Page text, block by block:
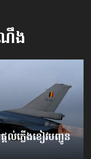
ង
ល់ភ្លើងខៀវបញ្ជូន